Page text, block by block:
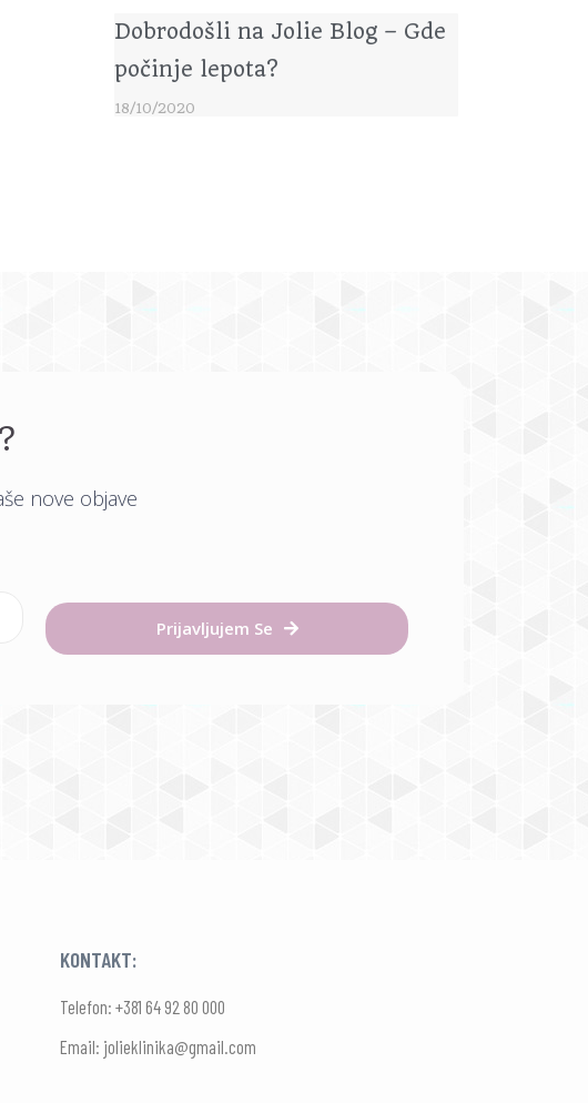
Dobrodošli na Jolie Blog – Gde
počinje lepota?
18/10/2020
nove objave
Prijavljujem Se
KONTAKT:
Telefon: +381 64 92 80 000
Email: jolieklinika@gmail.com